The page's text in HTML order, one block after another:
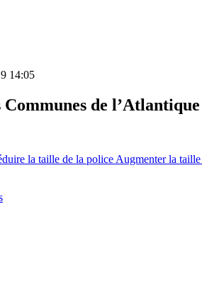
14:05
Communes de
la taille de la police Augmenter la